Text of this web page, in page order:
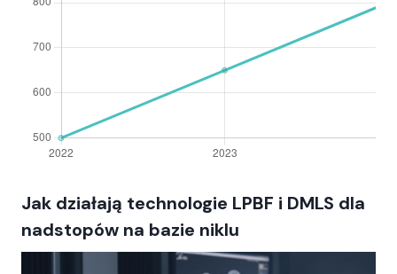
Jak działają technologie LPBF i DMLS dla
nadstopów na bazie niklu